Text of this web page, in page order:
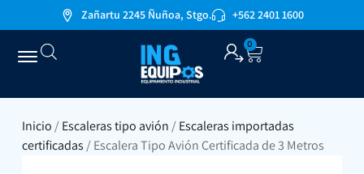
Zañartu 2245 Ñuñoa, Stgo. +562 2401 1600
0
Inicio/Escaleras tipo avión/Escaleras importadas
certificadas/ Escalera Tipo Avión Certificada de 3 Metros